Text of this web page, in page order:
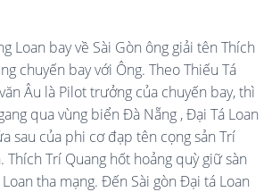
Loan bay về Sài Gòn ông giải tên Thích
chuyến bay với Ông. Theo Thiếu Tá
Âu là Pilot trưởng của chuyến bay, thì
qua vùng biển Đà Nẵng , Đại Tá Loan
sau của phi cơ đạp tên cọng sản Trí
Thích Trí Quang hốt hoảng quỳ giữ sàn
tha mạng. Đến Sài gòn Đại tá Loan